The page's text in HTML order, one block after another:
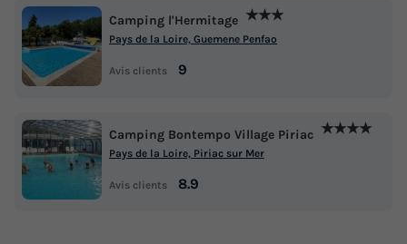
Camping l'Hermitage ★★★
Pays de la Loire, Guemene Penfao
Avis clients 9
Camping Bontempo Village Piriac ★★★★
Pays de la Loire, Piriac sur Mer
Avis clients 8.9